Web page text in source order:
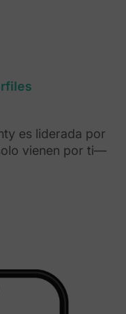
es liderada por
vienen por ti—